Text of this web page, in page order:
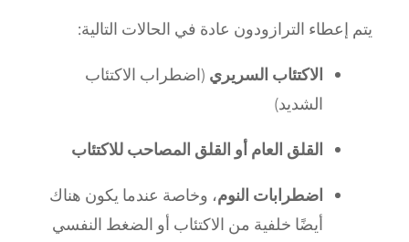
يتم إعطاء الترازودون عادة في الحالات التالية:
الاكتئاب السريري (اضطراب الاكتئاب
الشديد)
القلق العام أو القلق المصاحب للاكتئاب
اضطرابات النوم، وخاصة عندما يكون هناك
أيضًا خلفية من الاكتئاب أو الضغط النفسي